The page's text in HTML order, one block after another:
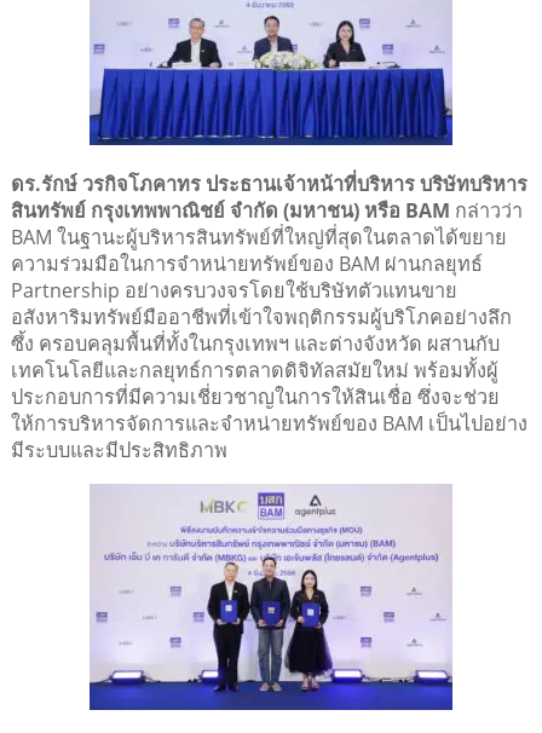
ดร.รักษ์ วรกิจโภคาทร ประธานเจ้าหน้าที่บริหาร บริษัทบริหาร
สินทรัพย์ กรุงเทพพาณิชย์ จำกัด (มหาชน) หรือ BAM กล่าวว่า
BAM ในฐานะผู้บริหารสินทรัพย์ที่ใหญ่ที่สุดในตลาดได้ขยาย
ความร่วมมือในการจำหน่ายทรัพย์ของ BAM ผ่านกลยุทธ์
Partnership อย่างครบวงจรโดยใช้บริษัทตัวแทนขาย
อสังหาริมทรัพย์มืออาชีพที่เข้าใจพฤติกรรมผู้บริโภคอย่างลึก
ซึ้ง ครอบคลุมพื้นที่ทั้งในกรุงเทพฯ และต่างจังหวัด ผสานกับ
เทคโนโลยีและกลยุทธ์การตลาดดิจิทัลสมัยใหม่ พร้อมทั้งผู้
ประกอบการที่มีความเชี่ยวชาญในการให้สินเชื่อ ซึ่งจะช่วย
ให้การบริหารจัดการและจำหน่ายทรัพย์ของ BAM เป็นไปอย่าง
มีระบบและมีประสิทธิภาพ